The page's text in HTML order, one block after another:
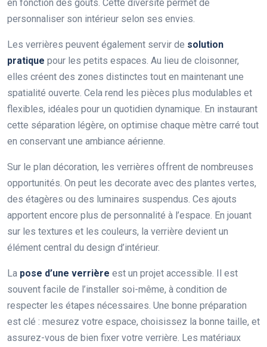
en fonction des goûts. Cette diversité permet de
personnaliser son intérieur selon ses envies.
Les verrières peuvent également servir de solution
pratique pour les petits espaces. Au lieu de cloisonner,
elles créent des zones distinctes tout en maintenant une
spatialité ouverte. Cela rend les pièces plus modulables et
flexibles, idéales pour un quotidien dynamique. En instaurant
cette séparation légère, on optimise chaque mètre carré tout
en conservant une ambiance aérienne.
Sur le plan décoration, les verrières offrent de nombreuses
opportunités. On peut les decorate avec des plantes vertes,
des étagères ou des luminaires suspendus. Ces ajouts
apportent encore plus de personnalité à l’espace. En jouant
sur les textures et les couleurs, la verrière devient un
élément central du design d’intérieur.
La pose d’une verrière est un projet accessible. Il est
souvent facile de l’installer soi-même, à condition de
respecter les étapes nécessaires. Une bonne préparation
est clé : mesurez votre espace, choisissez la bonne taille, et
assurez-vous de bien fixer votre verrière. Les matériaux